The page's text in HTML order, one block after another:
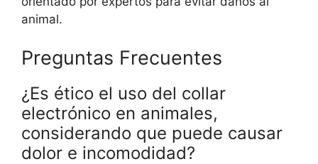
animal.
Preguntas Frecuentes
¿Es ético el uso del collar
electrónico en animales,
considerando que puede causar
dolor e incomodidad?